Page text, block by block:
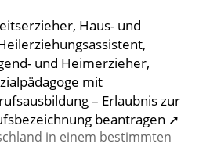
Haus- und
und Heimerzieher,
mit
– Erlaubnis zur
beantragen ➚
in einem bestimmten